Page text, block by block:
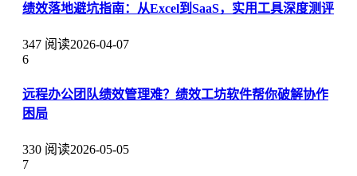
绩效落地避坑指南：从Excel到SaaS，实用工具深度测评
347 阅读2026-04-07
6
远程办公团队绩效管理难？绩效工坊软件帮你破解协作
困局
330 阅读2026-05-05
7